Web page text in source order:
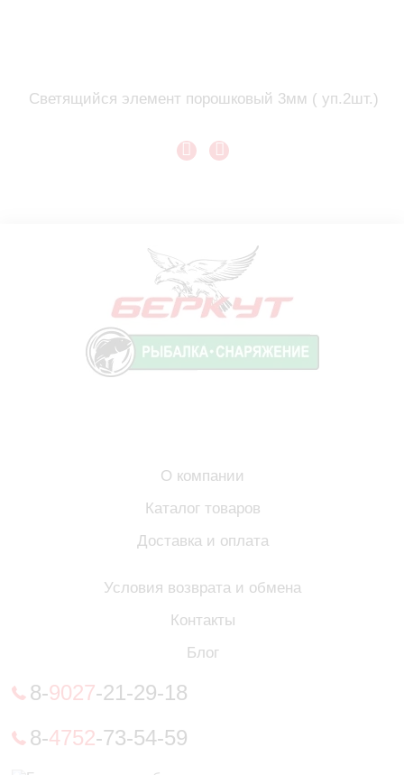
Светящийся элемент порошковый 3мм ( уп.2шт.)
О компании
Каталог товаров
Доставка и оплата
Условия возврата и обмена
Контакты
Блог
8-9027-21-29-18
8-4752-73-54-59